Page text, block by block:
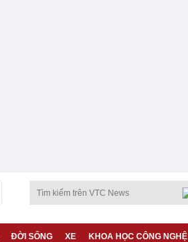
ĐỜI SỐNG XE KHOA HỌC CÔNG NGHỆ